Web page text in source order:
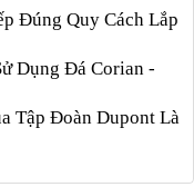
Đúng Quy Cách Lắp
Dụng Đá Corian -
Tập Đoàn Dupont Là